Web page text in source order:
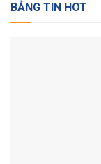
BẢNG TIN HOT